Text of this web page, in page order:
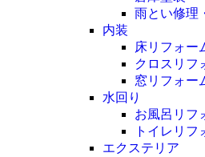
雨とい修理
内装
床リフォー
クロスリフ
窓リフォー
水回り
お風呂リフ
トイレリフ
エクステリア